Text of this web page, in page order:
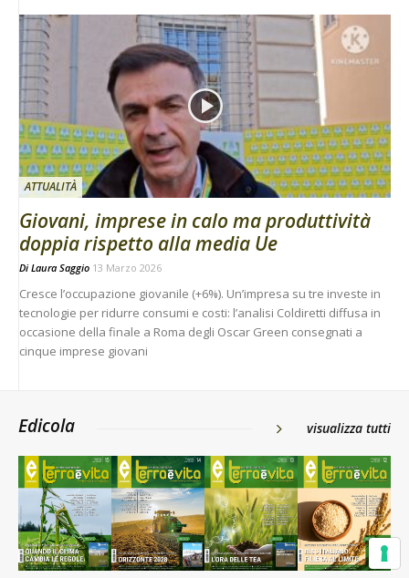
ATTUALITÀ
Giovani, imprese in calo ma produttività
doppia rispetto alla media Ue
Di Laura Saggio 13 Marzo 2026
Cresce l’occupazione giovanile (+6%). Un’impresa su tre investe in
tecnologie per ridurre consumi e costi: l’analisi Coldiretti diffusa in
occasione della finale a Roma degli Oscar Green consegnati a
cinque imprese giovani
Edicola visualizza tutti